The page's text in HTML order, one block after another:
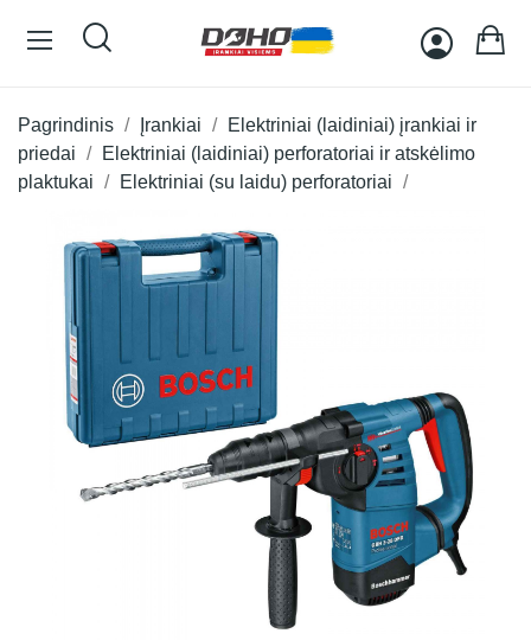
Pagrindinis Įrankiai
Elektriniai (laidiniai) įrankiai ir
priedai
Elektriniai (laidiniai) perforatoriai ir atskėlimo
plaktukai
Elektriniai (su laidu) perforatoriai